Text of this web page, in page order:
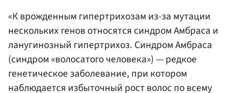
«К врожденным гипертрихозам из-за мутации
нескольких генов относятся синдром Амбраса и
ланугинозный гипертрихоз. Синдром Амбраса
(синдром «волосатого человека») — редкое
генетическое заболевание, при котором
наблюдается избыточный рост волос по всему